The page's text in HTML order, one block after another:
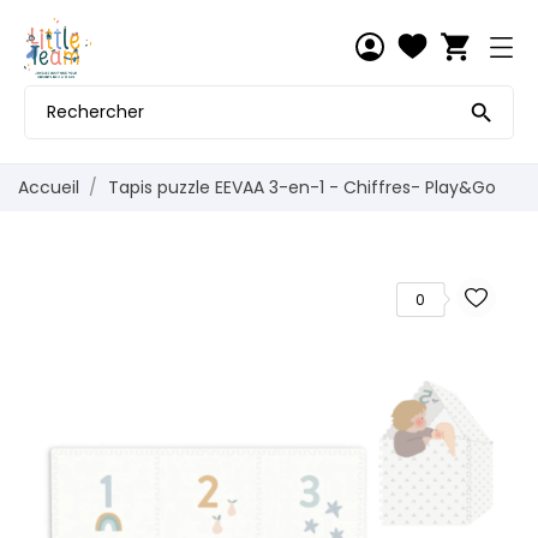
shopping_cart

Accueil Tapis puzzle EEVAA 3-en-1 - Chiffres- Play&Go
0